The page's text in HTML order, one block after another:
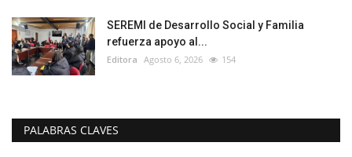
SEREMI de Desarrollo Social y Familia
refuerza apoyo al...
Editora Agosto 6, 2026 154
PALABRAS CLAVES